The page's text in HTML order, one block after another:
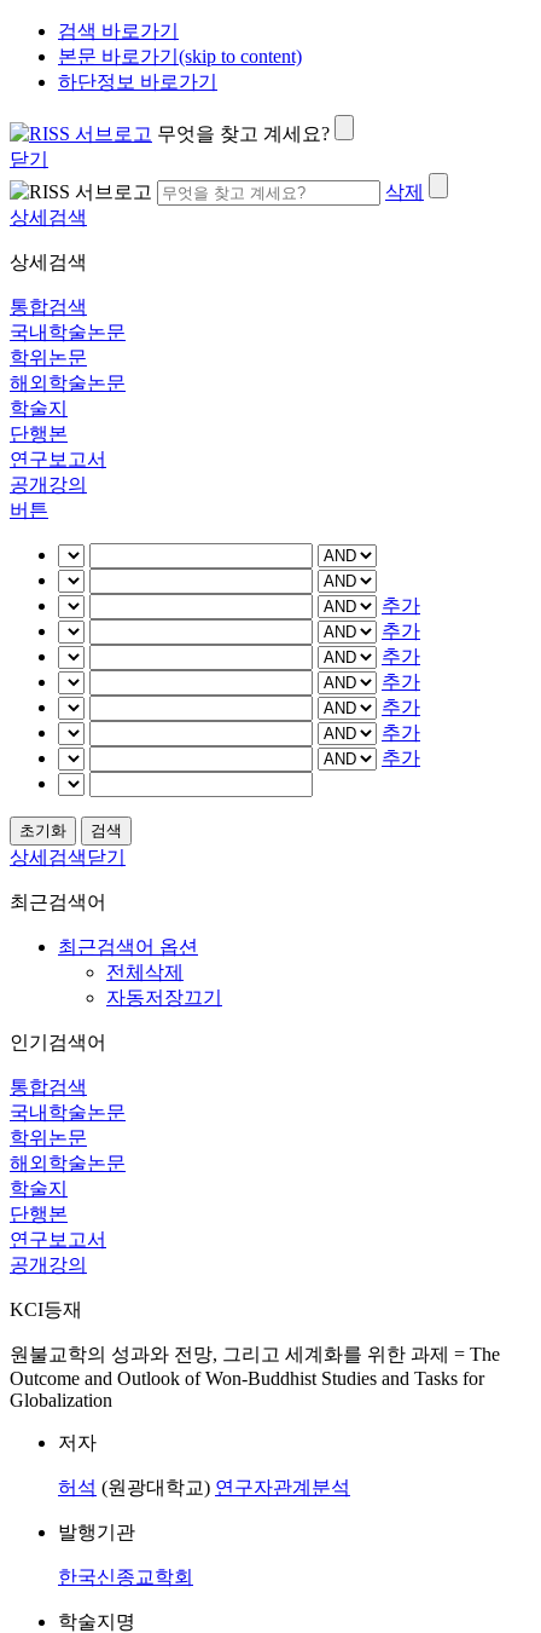
검색 바로가기
본문 바로가기(skip to content)
하단정보 바로가기
무엇을 찾고 계세요?
닫기
삭제
상세검색
상세검색
통합검색
국내학술논문
학위논문
해외학술논문
학술지
단행본
연구보고서
공개강의
버튼
추가
추가
추가
추가
추가
추가
추가
상세검색닫기
최근검색어
최근검색어 옵션
전체삭제
자동저장끄기
인기검색어
통합검색
국내학술논문
학위논문
해외학술논문
학술지
단행본
연구보고서
공개강의
KCI등재
원불교학의 성과와 전망, 그리고 세계화를 위한 과제 = The
Outcome and Outlook of Won-Buddhist Studies and Tasks for
Globalization
저자
허석 (원광대학교) 연구자관계분석
발행기관
한국신종교학회
학술지명